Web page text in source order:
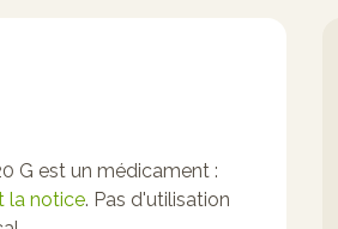
G est un médicament :
la notice. Pas d'utilisation